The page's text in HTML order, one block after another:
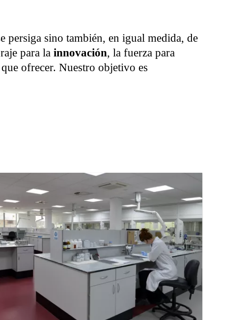
persiga sino también, en igual medida, de
para la innovación, la fuerza para
ofrecer. Nuestro objetivo es